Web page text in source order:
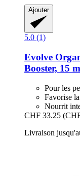
Ajouter
5.0 (1)
Evolve
Booster, 15
Pour les
Favorise
Nourrit
CHF 33.25
Livraison